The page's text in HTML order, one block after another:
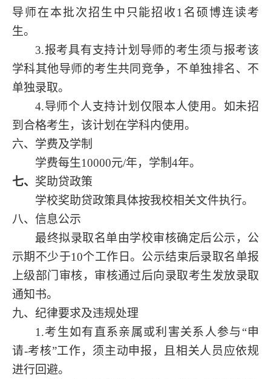
导师在本批次招生中只能招收1名硕博连读考
生。
3.报考具有支持计划导师的考生须与报考该
学科其他导师的考生共同竞争，不单独排名、不
单独录取。
4.导师个人支持计划仅限本人使用。如未招
到合格考生，该计划在学科内使用。
六、学费及学制
学费每生10000元/年，学制4年。
七、 奖助贷政策
学校奖助贷政策具体按我校相关文件执行。
八、信息公示
最终拟录取名单由学校审核确定后公示，公
示期不少于10个工作日。公示结束后录取名单报
上级部门审核，审核通过后向录取考生发放录取
通知书。
九、纪律要求及违规处理
1.考生如有直系亲属或利害关系人参与“申
请-考核”工作，须主动申报，且相关人员应依规
进行回避。